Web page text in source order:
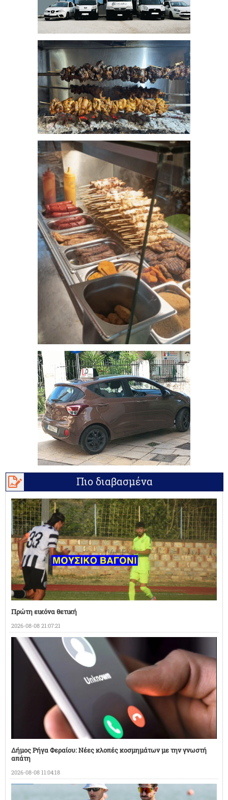
Πιο διαβασμένα
Πρώτη εικόνα θετική
2026-08-08 21:07:21
Δήμος Ρήγα Φεραίου: Νέες κλοπές κοσμημάτων με την γνωστή
απάτη
2026-08-08 11:04:18